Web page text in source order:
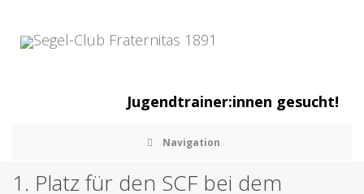
Jugendtrainer:innen gesucht!
Navigation
1. Platz für den SCF bei dem